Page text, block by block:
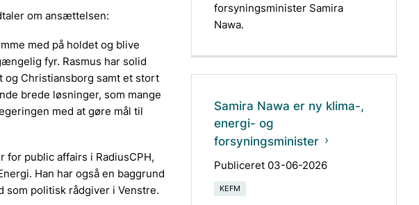
om ansættelsen:
med på holdet og blive
fyr. Rasmus har solid
Christiansborg samt et stort
brede løsninger, som mange
med at gøre mål til
for public affairs i RadiusCPH,
Han har også en baggrund
som politisk rådgiver i Venstre.
forsyningsminister Samira
Nawa.
Samira Nawa er ny klima-,
energi- og
forsyningsminister
Publiceret 03-06-2026
KEFM